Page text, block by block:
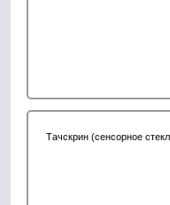
Тачскрин (сенсорное